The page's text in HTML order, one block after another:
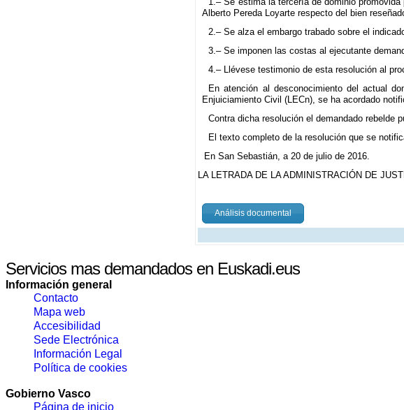
Alberto Pereda Loyarte respecto del bien
2.– Se alza el embargo trabado sobre el
3.– Se imponen las costas al ejecutante
4.– Llévese testimonio de esta resolución al
En atención al desconocimiento del actual
Enjuiciamiento Civil (LECn), se ha acordado
Contra dicha resolución el demandado rebelde
El texto completo de la resolución que se
En San Sebastián, a 20 de julio de 2016.
LA LETRADA DE LA ADMINISTRACIÓN DE
Análisis documental
Servicios mas demandados en Euskadi.eus
Información general
Contacto
Mapa web
Accesibilidad
Sede Electrónica
Información Legal
Política de cookies
Gobierno Vasco
Página de inicio